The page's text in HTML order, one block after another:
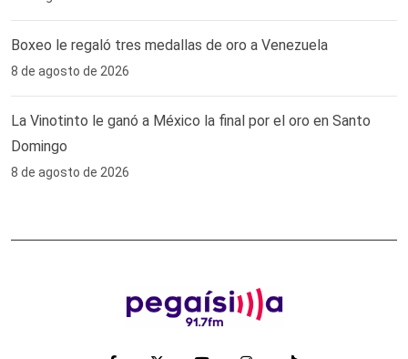
Boxeo le regaló tres medallas de oro a Venezuela
8 de agosto de 2026
La Vinotinto le ganó a México la final por el oro en Santo
Domingo
8 de agosto de 2026